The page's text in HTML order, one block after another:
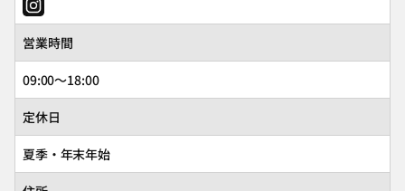
営業時間
09:00～18:00
定休日
夏季・年末年始